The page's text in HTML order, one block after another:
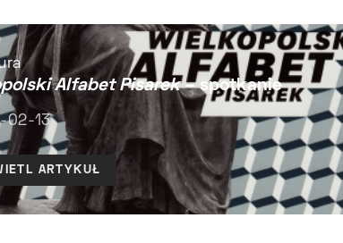
Alfabet Pisarek– spotkanie
02-13
ARTYKUŁ